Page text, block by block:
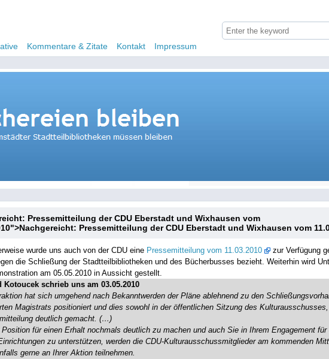
Kommentare & Zitate Kontakt Impressum
Pressemitteilung der CDU Eberstadt und Wixhausen vom
">Nachgereicht: Pressemitteilung der CDU Eberstadt und Wixhausen vom
wurde uns auch von der CDU eine Pressemitteilung vom 11.03.2010
zur Verfügung
die Schließung der Stadtteilbibliotheken und des Bücherbusses bezieht. Weiterhin wird
am 05.05.2010 in Aussicht gestellt.
Kotoucek schrieb uns am 03.05.2010
hat sich umgehend nach Bekanntwerden der Pläne ablehnend zu den
Magistrats positioniert und dies sowohl in der öffentlichen Sitzung des
deutlich gemacht. (…)
Position für einen Erhalt nochmals deutlich zu machen und auch Sie in Ihrem Engagement für
zu unterstützen, werden die CDU-Kulturausschussmitglieder am kommenden
gerne an Ihrer Aktion teilnehmen.